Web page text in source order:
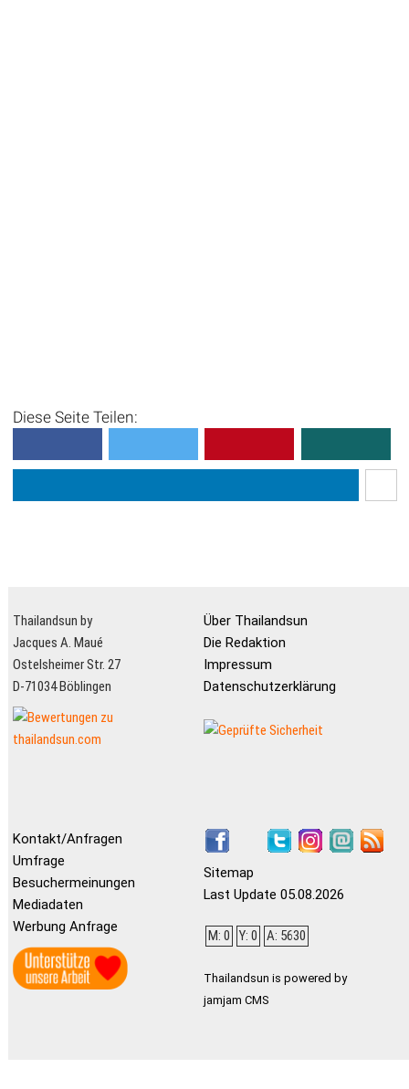
Diese Seite Teilen:
Thailandsun by
Jacques A. Maué
Ostelsheimer Str. 27
D-71034 Böblingen
Über Thailandsun
Die Redaktion
Impressum
Datenschutzerklärung
Kontakt/Anfragen
Umfrage
Besuchermeinungen
Mediadaten
Werbung Anfrage
Sitemap
Last Update 05.08.2026
M: 0 Y: 0 A: 5630
Thailandsun is powered by
jamjam CMS